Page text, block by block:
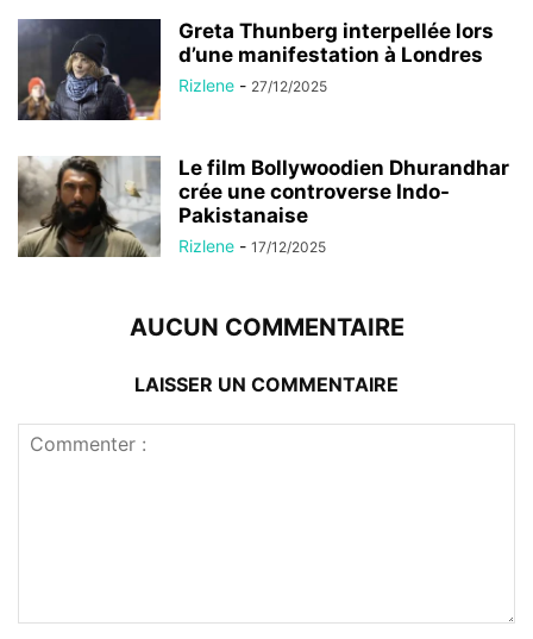
Greta Thunberg interpellée lors
d’une manifestation à Londres
Rizlene - 27/12/2025
Le film Bollywoodien Dhurandhar
crée une controverse Indo-
Pakistanaise
Rizlene - 17/12/2025
AUCUN COMMENTAIRE
LAISSER UN COMMENTAIRE